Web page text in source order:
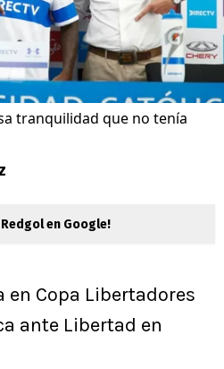
tranquilidad que no tenía
en Google!
en Copa Libertadores
ante Libertad en